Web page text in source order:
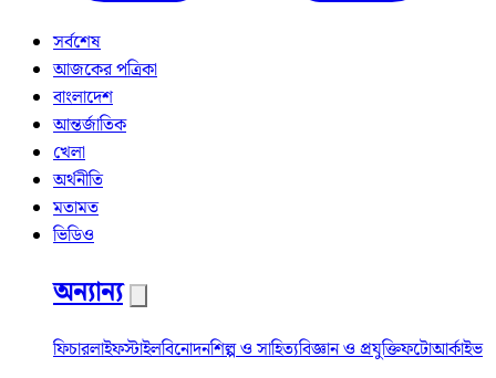
সর্বশেষ
আজকের পত্রিকা
বাংলাদেশ
আন্তর্জাতিক
খেলা
অর্থনীতি
মতামত
ভিডিও
অন্যান্য
ফিচারলাইফস্টাইলবিনোদনশিল্প ও সাহিত্যবিজ্ঞান ও প্রযুক্তিফটোআর্কাইভ